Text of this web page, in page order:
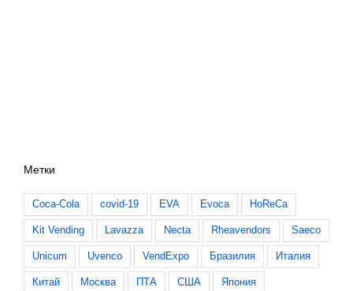
Метки
Coca-Cola covid-19 EVA Evoca HoReCa
Kit Vending Lavazza Necta Rheavendors Saeco
Unicum Uvenco VendExpo Бразилия Италия
Китай Москва ПТА США Япония